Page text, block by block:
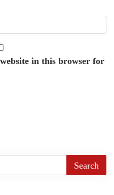
in this browser for